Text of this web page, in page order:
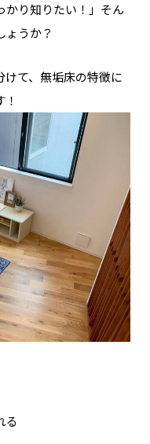
かり知りたい！」そん
ょうか？
て、無垢床の特徴に
る